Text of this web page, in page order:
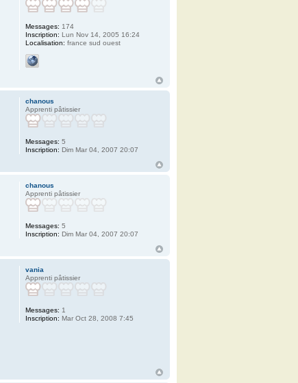
Messages: 174
Inscription: Lun Nov 14, 2005 16:24
Localisation: france sud ouest
chanous
Apprenti pâtissier
Messages: 5
Inscription: Dim Mar 04, 2007 20:07
chanous
Apprenti pâtissier
Messages: 5
Inscription: Dim Mar 04, 2007 20:07
vania
Apprenti pâtissier
Messages: 1
Inscription: Mar Oct 28, 2008 7:45